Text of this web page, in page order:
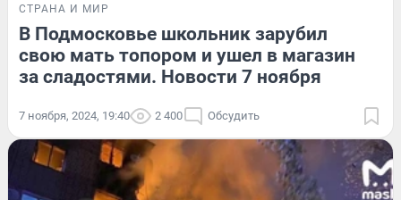
СТРАНА И МИР
В Подмосковье школьник зарубил
свою мать топором и ушел в магазин
за сладостями. Новости 7 ноября
7 ноября, 2024, 19:40 2 400 Обсудить